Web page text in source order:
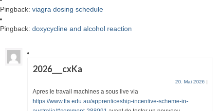
Pingback: viagra dosing schedule
Pingback: doxycycline and alcohol reaction
2026___cxKa
20. Mai 2026 |
Apres le travail machines a sous live via
https://www.fta.edu.au/apprenticeship-incentive-scheme-in-